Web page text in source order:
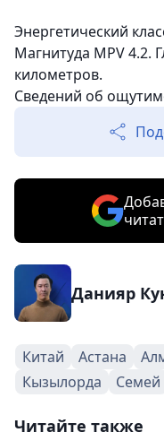
Энергетический
Магнитуда MPV 4.2.
километров.
Сведений об
Данияр
Китай Астана
Кызылорда
Семей
Читайте также